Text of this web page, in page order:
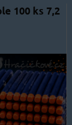
100 ks 7,2